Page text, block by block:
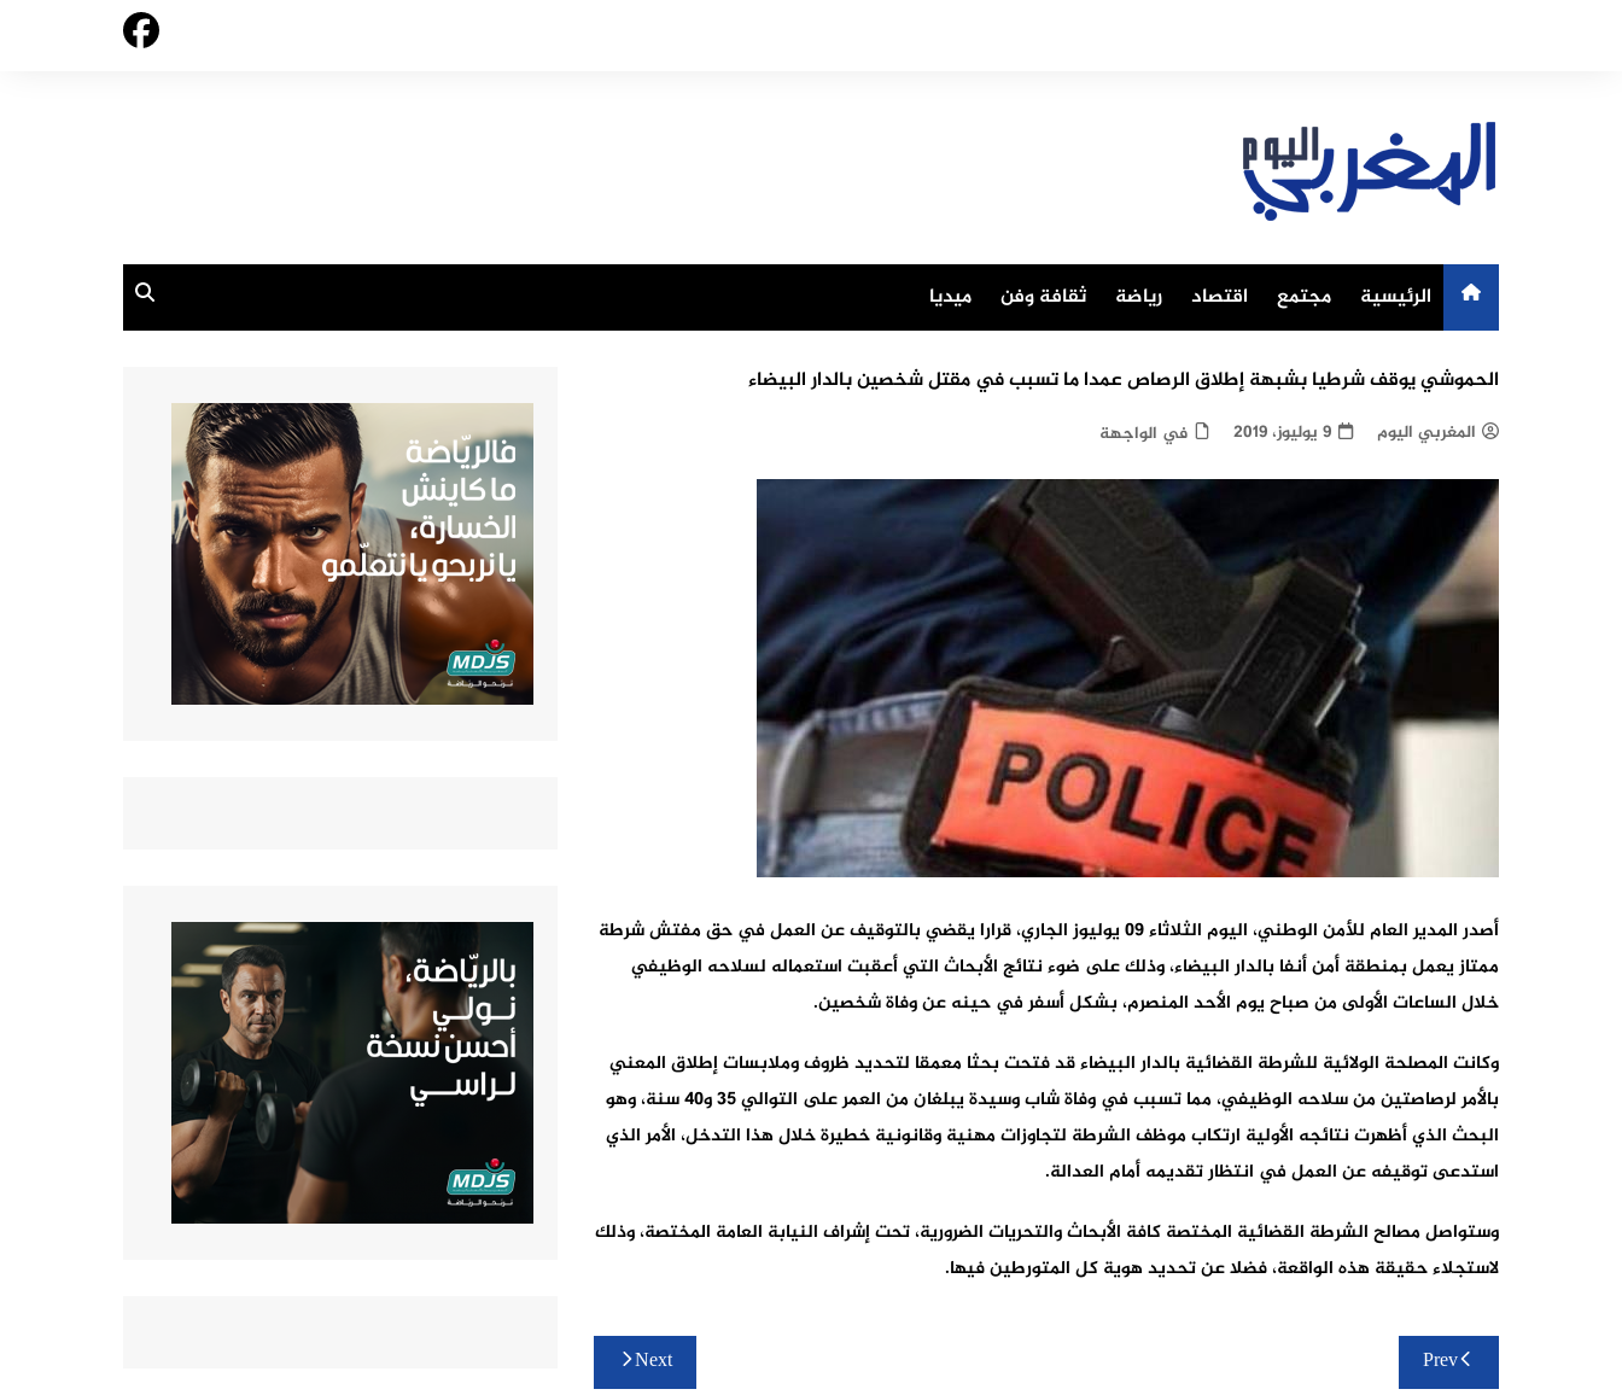
الرئيسية مجتمع اقتصاد رياضة ثقافة وفن ميديا
الحموشي يوقف شرطيا بشبهة إطلاق الرصاص عمدا ما تسبب في مقتل شخصين بالدار البيضاء
المغربي اليوم 9 يوليوز، 2019 في الواجهة
أصدر المدير العام للأمن الوطني، اليوم الثلاثاء 09 يوليوز الجاري، قرارا يقضي بالتوقيف عن العمل في حق مفتش شرطة
ممتاز يعمل بمنطقة أمن أنفا بالدار البيضاء، وذلك على ضوء نتائج الأبحاث التي أعقبت استعماله لسلاحه الوظيفي
خلال الساعات الأولى من صباح يوم الأحد المنصرم، بشكل أسفر في حينه عن وفاة شخصين.
وكانت المصلحة الولائية للشرطة القضائية بالدار البيضاء قد فتحت بحثا معمقا لتحديد ظروف وملابسات إطلاق المعني
بالأمر لرصاصتين من سلاحه الوظيفي، مما تسبب في وفاة شاب وسيدة يبلغان من العمر على التوالي 35 و40 سنة، وهو
البحث الذي أظهرت نتائجه الأولية ارتكاب موظف الشرطة لتجاوزات مهنية وقانونية خطيرة خلال هذا التدخل، الأمر الذي
استدعى توقيفه عن العمل في انتظار تقديمه أمام العدالة.
وستواصل مصالح الشرطة القضائية المختصة كافة الأبحاث والتحريات الضرورية، تحت إشراف النيابة العامة المختصة، وذلك
لاستجلاء حقيقة هذه الواقعة، فضلا عن تحديد هوية كل المتورطين فيها.
تصفّح
المقالات
Prev
Next